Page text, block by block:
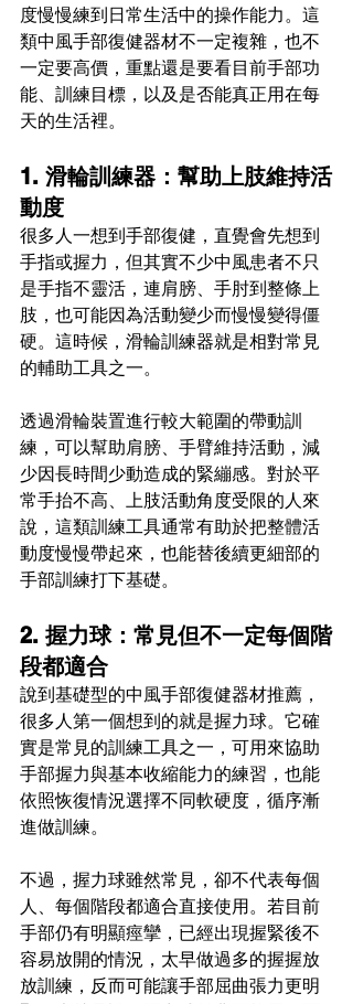
度慢慢練到日常生活中的操作能力。這
類中風手部復健器材不一定複雜，也不
一定要高價，重點還是要看目前手部功
能、訓練目標，以及是否能真正用在每
天的生活裡。
1. 滑輪訓練器：幫助上肢維持活
動度
很多人一想到手部復健，直覺會先想到
手指或握力，但其實不少中風患者不只
是手指不靈活，連肩膀、手肘到整條上
肢，也可能因為活動變少而慢慢變得僵
硬。這時候，滑輪訓練器就是相對常見
的輔助工具之一。
透過滑輪裝置進行較大範圍的帶動訓
練，可以幫助肩膀、手臂維持活動，減
少因長時間少動造成的緊繃感。對於平
常手抬不高、上肢活動角度受限的人來
說，這類訓練工具通常有助於把整體活
動度慢慢帶起來，也能替後續更細部的
手部訓練打下基礎。
2. 握力球：常見但不一定每個階
段都適合
說到基礎型的中風手部復健器材推薦，
很多人第一個想到的就是握力球。它確
實是常見的訓練工具之一，可用來協助
手部握力與基本收縮能力的練習，也能
依照恢復情況選擇不同軟硬度，循序漸
進做訓練。
不過，握力球雖然常見，卻不代表每個
人、每個階段都適合直接使用。若目前
手部仍有明顯痙攣，已經出現握緊後不
容易放開的情況，太早做過多的握握放
放訓練，反而可能讓手部屈曲張力更明